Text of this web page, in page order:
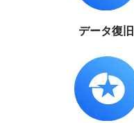
データ復旧